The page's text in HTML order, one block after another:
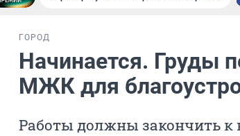
ГОРОД
Начинается. Груды
МЖК для
Работы должны закончить к